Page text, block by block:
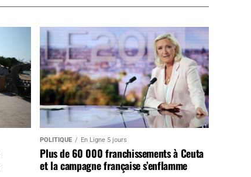
POLITIQUE En Ligne 5 jours
Plus de 60 000 franchissements à Ceuta
et la campagne française s’enflamme